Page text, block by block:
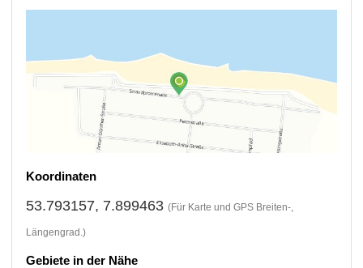
Koordinaten
53.793157, 7.899463 (Für Karte und GPS Breiten-,
Längengrad.)
Gebiete in der Nähe